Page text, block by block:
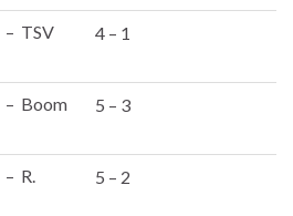
– TSV
4 – 1
– Boom
5 – 3
– R.
5 – 2